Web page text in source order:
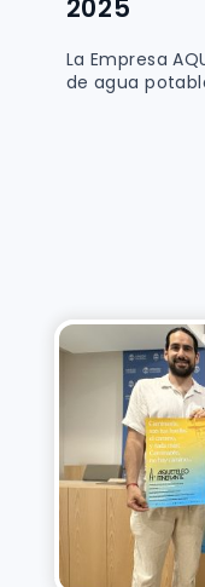
2025
La Empresa
de agua
«